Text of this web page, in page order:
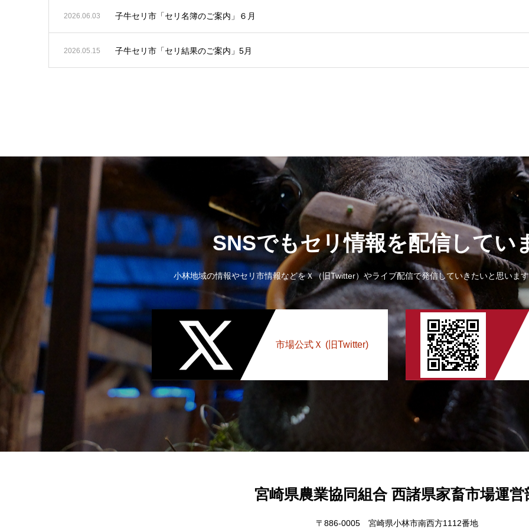
2026.06.03 子牛セリ市「セリ名簿のご案内」６月
2026.05.15 子牛セリ市「セリ結果のご案内」5月
SNSでもセリ情報を配信してい
小林地域の情報やセリ市情報などをＸ（旧Twitter）やライブ配信で発信していきたいと思いま
市場公式Ｘ (旧Twitter)
宮崎県農業協同組合 西諸県家畜市場運営
〒886-0005 宮崎県小林市南西方1112番地